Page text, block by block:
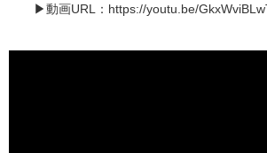
▶動画URL：https://youtu.be/